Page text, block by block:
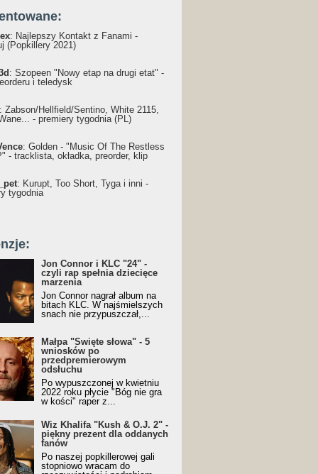
: Najlepszy Kontakt z Fanami -
(Popkillery 2021)
: Szopeen "Nowy etap na drugi etat" -
i teledysk
: Żabson/Hellfield/Sentino, White 2115,
- premiery tygodnia (PL)
: Golden - "Music Of The Restless
- tracklista, okładka, preorder, klip
: Kurupt, Too Short, Tyga i inni -
tygodnia
Jon Connor i KLC "24" -
czyli rap spełnia dziecięce
marzenia
Jon Connor nagrał album na
bitach KLC. W najśmielszych
snach nie przypuszczał,...
Małpa "Święte słowa" - 5
wniosków po
przedpremierowym
odsłuchu
Po wypuszczonej w kwietniu
2022 roku płycie "Bóg nie gra
w kości" raper z...
Wiz Khalifa "Kush & O.J. 2" -
piękny prezent dla oddanych
fanów
Po naszej popkillerowej gali
stopniowo wracam do